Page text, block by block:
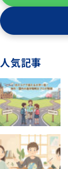
人気記事